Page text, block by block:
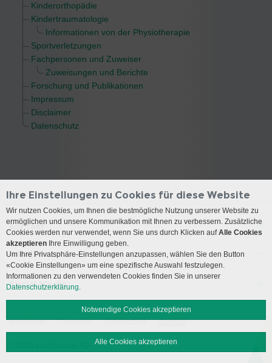
Kinderorthopädie
Kindertraumatologie
Informationen von der Physiotherapie
Sportverletzungen
Fachpersonen und Zuweiser
Zuweisungen und Berichte
Forschung und Publikationen
Impressum
Disclaimer
Datenschutz
Kontakt
Anreise
Social Media
Impressum Disclaimer Datenschutz Sitemap
Ihre Einstellungen zu Cookies für diese Website
Wir nutzen Cookies, um Ihnen die bestmögliche Nutzung unserer Website zu
ermöglichen und unsere Kommunikation mit Ihnen zu verbessern. Zusätzliche
Cookies werden nur verwendet, wenn Sie uns durch Klicken aufAlle Cookies
akzeptieren Ihre Einwilligung geben.
Um Ihre Privatsphäre-Einstellungen anzupassen, wählen Sie den Button
«Cookie Einstellungen» um eine spezifische Auswahl festzulegen.
Informationen zu den verwendeten Cookies finden Sie in unserer
Datenschutzerklärung.
Notwendige Cookies akzeptieren
Alle Cookies akzeptieren